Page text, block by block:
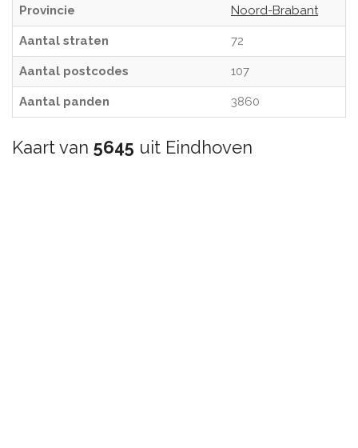
Provincie Noord-Brabant
Aantal straten 72
Aantal postcodes 107
Aantal panden 3860
Kaart van 5645 uit Eindhoven